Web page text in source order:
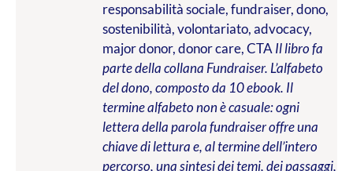
responsabilità sociale, fundraiser, dono,
sostenibilità, volontariato, advocacy,
major donor, donor care, CTA Il libro fa
parte della collana Fundraiser. L’alfabeto
del dono, composto da 10 ebook. Il
termine alfabeto non è casuale: ogni
lettera della parola fundraiser offre una
chiave di lettura e, al termine dell’intero
percorso, una sintesi dei temi, dei passaggi,